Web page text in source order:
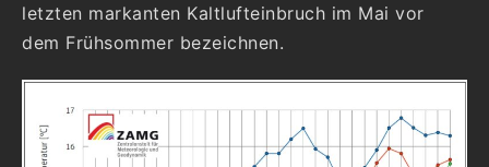
letzten markanten Kaltlufteinbruch im Mai vor
dem Frühsommer bezeichnen.